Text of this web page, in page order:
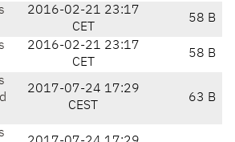
2016-02-21 23:17
CET
58 B
2016-02-21 23:17
CET
58 B
2017-07-24 17:29
CEST
63 B